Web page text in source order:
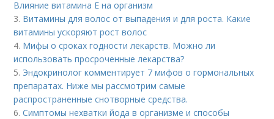
Влияние витамина E на организм
3. Витамины для волос от выпадения и для роста. Какие
витамины ускоряют рост волос
4. Мифы о сроках годности лекарств. Можно ли
использовать просроченные лекарства?
5. Эндокринолог комментирует 7 мифов о гормональных
препаратах. Ниже мы рассмотрим самые
распространенные снотворные средства.
6.Симптомы нехватки йода в организме и способы